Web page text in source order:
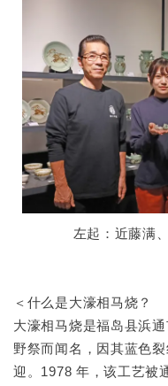
左起：近藤满
＜什么是大濠相马烧？
大濠相马烧是福岛县浜
野祭而闻名，因其蓝色
迎。1978 年，该工艺被